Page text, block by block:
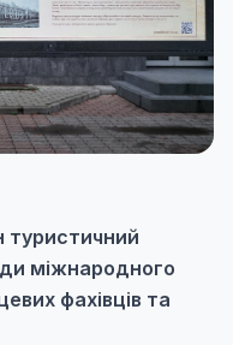
туристичний
міжнародного
фахівців та